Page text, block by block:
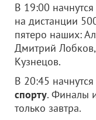
В 19:00
на дистанции
пятеро наших:
Дмитрий
Кузнецов.
В 20:45
спорту. Финалы
только завтра.